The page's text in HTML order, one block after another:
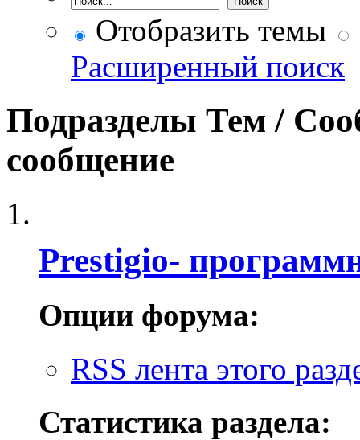
Отобразить темы
Расширенный поиск
Подразделы Тем /
сообщение
Prestigio-
Опции форума:
RSS лента этого
Статистика раздела: